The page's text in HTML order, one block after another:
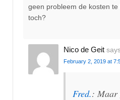
geen probleem de kosten
toch?
Nico de Geit
February 2, 2019 at
Fred.: Maar